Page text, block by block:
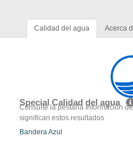
Calidad del agua Acerca
Special Calidad del agua
Consulte la pestaña Información
significan estos resultados
Bandera Azul